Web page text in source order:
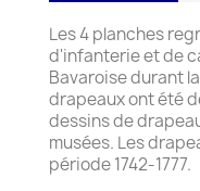
Les 4 planches
d'infanterie et de
Bavaroise durant
drapeaux ont été
dessins de
musées. Les
période 1742-1777.